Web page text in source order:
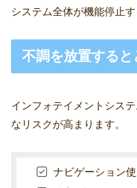
システム全体が機能停止す
不調を放置すると
インフォテイメントシス
なリスクが高まります。
ナビゲーション